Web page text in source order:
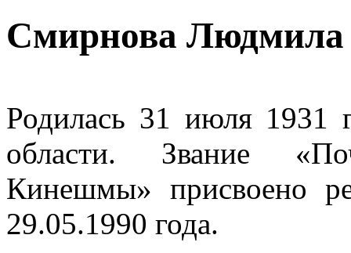
Смирнова Людмила
Родилась 31 июля 1931
области. Звание
Кинешмы» присвоено
29.05.1990 года.